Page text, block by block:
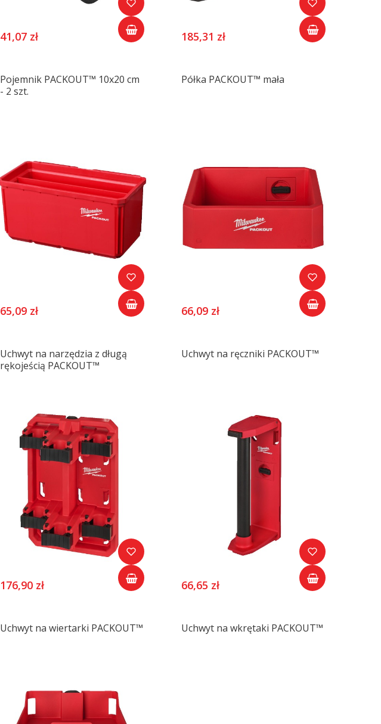
41,07 zł 185,31 zł
Pojemnik PACKOUT™ 10x20 cm
- 2 szt.
65,09 zł
Półka PACKOUT™ mała
66,09 zł
Uchwyt na narzędzia z długą
rękojeścią PACKOUT™
176,90 zł
Uchwyt na ręczniki PACKOUT™
66,65 zł
Uchwyt na wiertarki PACKOUT™ Uchwyt na wkrętaki PACKOUT™